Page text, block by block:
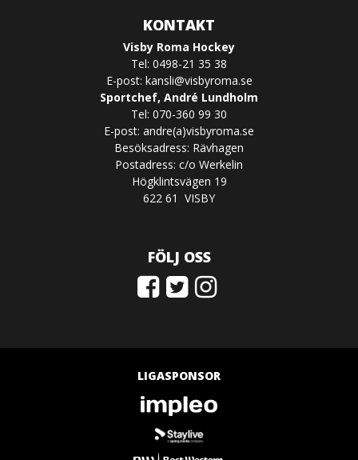
KONTAKT
Visby Roma Hockey
Tel: 0498-21 35 38
E-post: kansli@visbyroma.se
Sportchef, André Lundholm
Tel: 070-360 99 30
E-post: andre(a)visbyroma.se
Besöksadress: Rävhagen
Postadress: c/o Werkelin
Högklintsvägen 19
622 61 VISBY
FÖLJ OSS
LIGASPONSOR